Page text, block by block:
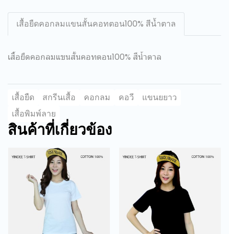
เสื้อยืดคอกลมแขนสั้นคอทตอน100% สีน้ำตาล
เสื้อยืดคอกลมแขนสั้นคอทตอน100% สีน้ำตาล
เสื้อยืด สกรีนเสื้อ คอกลม คอวี
แขนยยาว
เสื้อพิมพ์ลาย
สินค้าที่เกี่ยวข้อง